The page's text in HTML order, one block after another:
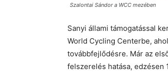
Szalontai Sándor a WCC mezében
Sanyi állami támogatással
World Cycling Centerbe,
továbbfejlődésre. Már az
felszerelés hatása,